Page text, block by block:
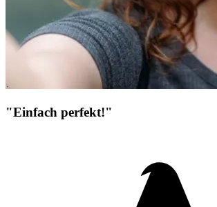
"Einfach perfekt!"